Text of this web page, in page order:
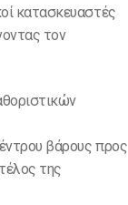
κατασκευαστές
τον
βάρους προς
της